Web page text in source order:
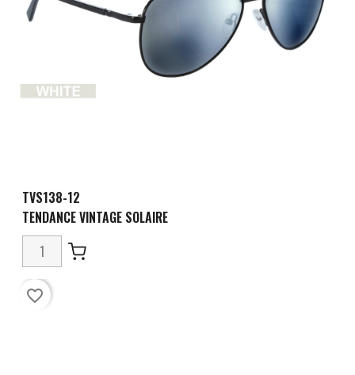
TVS138-12
TENDANCE VINTAGE SOLAIRE
favorite_border